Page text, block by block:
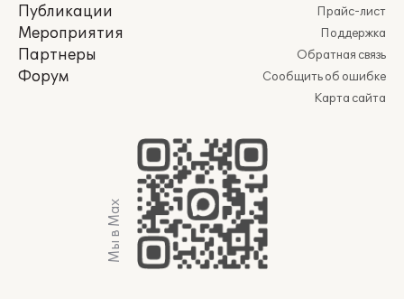
Публикации
Мероприятия
Партнеры
Форум
Прайс-лист
Поддержка
Обратная связь
Сообщить об ошибке
Карта сайта
Мы в Max